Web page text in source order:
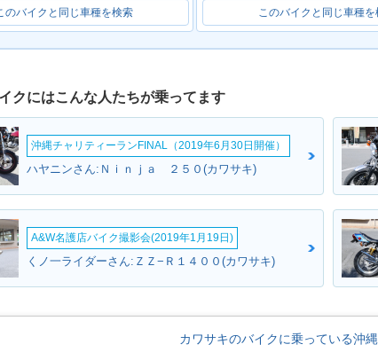
ナー
1996年 ZRX・カラーチ
1995年 ZRX・カラーチ
のバイクと同じ車種を検索 このバイクと同じ車種を
クにはこんな人たちが乗ってます
沖縄チャリティーランFINAL（2019年6月30日開催）
ハヤニンさん:Ｎｉｎｊａ ２５０(カワサキ)
A&W名護店バイク撮影会(2019年1月19日)
くノ一ライダーさん:ＺＺ−Ｒ１４００(カワサキ)
カワサキのバイクに乗っている沖